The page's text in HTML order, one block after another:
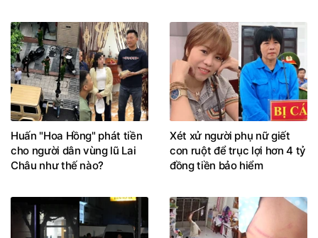
Huấn "Hoa Hồng" phát tiền
cho người dân vùng lũ Lai
Châu như thế nào?
Xét xử người phụ nữ giết
con ruột để trục lợi hơn 4 tỷ
đồng tiền bảo hiểm